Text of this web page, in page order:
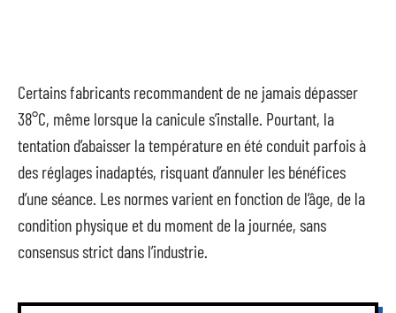
Certains fabricants recommandent de ne jamais dépasser
38°C, même lorsque la canicule s’installe. Pourtant, la
tentation d’abaisser la température en été conduit parfois à
des réglages inadaptés, risquant d’annuler les bénéfices
d’une séance. Les normes varient en fonction de l’âge, de la
condition physique et du moment de la journée, sans
consensus strict dans l’industrie.